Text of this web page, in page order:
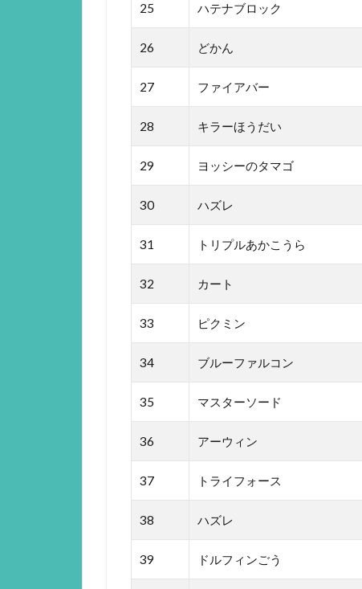
25 ハテナブロック
26 どかん
27 ファイアバー
28 キラーほうだい
29 ヨッシーのタマゴ
30 ハズレ
31 トリプルあかこうら
32 カート
33 ピクミン
34 ブルーファルコン
35 マスターソード
36 アーウィン
37 トライフォース
38 ハズレ
39 ドルフィンごう